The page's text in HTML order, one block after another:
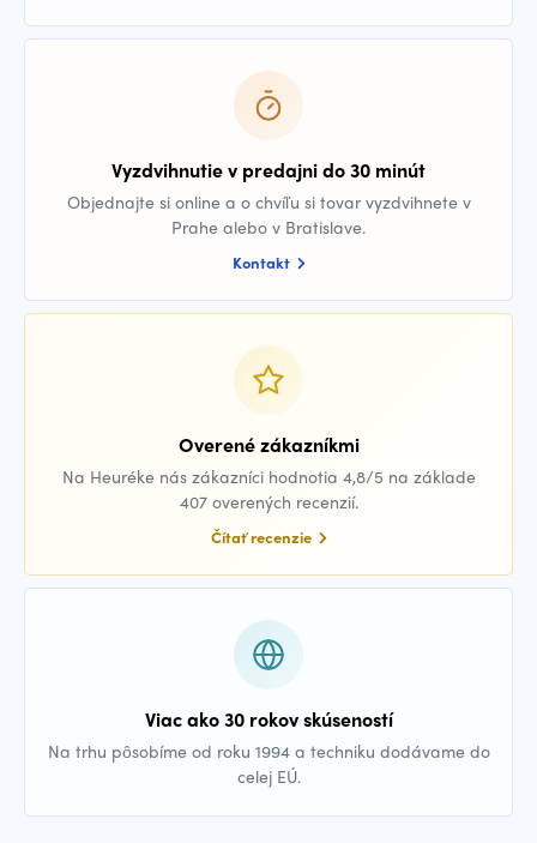
Vyzdvihnutie v predajni do 30 minút
Objednajte si online a o chvíľu si tovar vyzdvihnete v
Prahe alebo v Bratislave.
Kontakt
Overené zákazníkmi
Na Heuréke nás zákazníci hodnotia 4,8/5 na základe
407 overených recenzií.
Čítať recenzie
Viac ako 30 rokov skúseností
Na trhu pôsobíme od roku 1994 a techniku dodávame do
celej EÚ.